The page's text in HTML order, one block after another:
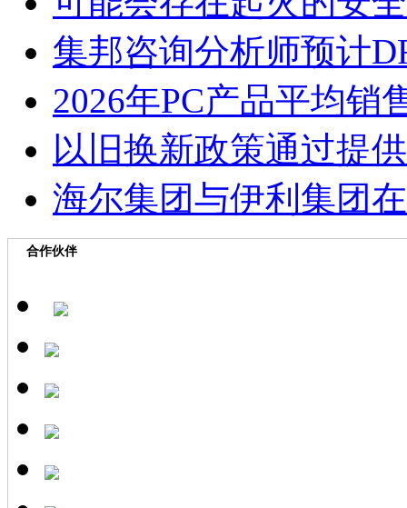
集邦咨询分析师预计
2026年PC产品平均销
以旧换新政策通过提
海尔集团与伊利集团
合作伙伴